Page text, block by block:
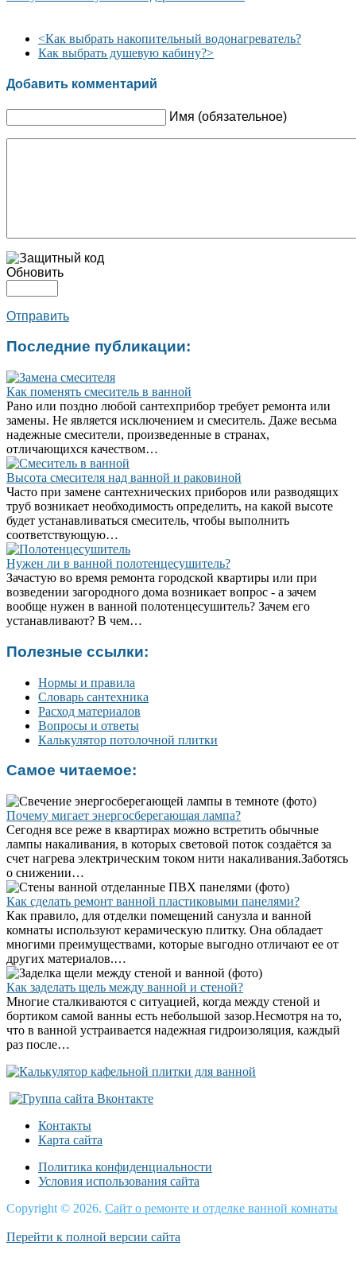
<Как выбрать накопительный водонагреватель?
Как выбрать душевую кабину?>
Добавить комментарий
Имя (обязательное)
Обновить
Отправить
Последние публикации:
Как поменять смеситель в ванной
Рано или поздно любой сантехприбор требует ремонта или
замены. Не является исключением и смеситель. Даже весьма
надежные смесители, произведенные в странах,
отличающихся качеством…
Высота смесителя над ванной и раковиной
Часто при замене сантехнических приборов или разводящих
труб возникает необходимость определить, на какой высоте
будет устанавливаться смеситель, чтобы выполнить
соответствующую…
Нужен ли в ванной полотенцесушитель?
Зачастую во время ремонта городской квартиры или при
возведении загородного дома возникает вопрос - а зачем
вообще нужен в ванной полотенцесушитель? Зачем его
устанавливают? В чем…
Полезные ссылки:
Нормы и правила
Словарь сантехника
Расход материалов
Вопросы и ответы
Калькулятор потолочной плитки
Самое читаемое:
Почему мигает энергосберегающая лампа?
Сегодня все реже в квартирах можно встретить обычные
лампы накаливания, в которых световой поток создаётся за
счет нагрева электрическим током нити накаливания.Заботясь
о снижении…
Как сделать ремонт ванной пластиковыми панелями?
Как правило, для отделки помещений санузла и ванной
комнаты используют керамическую плитку. Она обладает
многими преимуществами, которые выгодно отличают ее от
других материалов.…
Как заделать щель между ванной и стеной?
Многие сталкиваются с ситуацией, когда между стеной и
бортиком самой ванны есть небольшой зазор.Несмотря на то,
что в ванной устраивается надежная гидроизоляция, каждый
раз после…
Контакты
Карта сайта
Политика конфиденциальности
Условия использования сайта
Copyright © 2026. Сайт о ремонте и отделке ванной комнаты
Перейти к полной версии сайта